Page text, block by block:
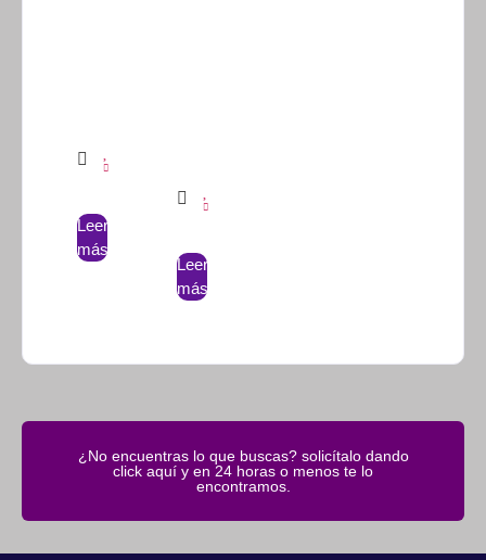
Leer
más
Leer
más
¿No encuentras lo que buscas? solicítalo dando
click aquí y en 24 horas o menos te lo
encontramos.